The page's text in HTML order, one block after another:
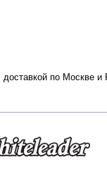
по Москве